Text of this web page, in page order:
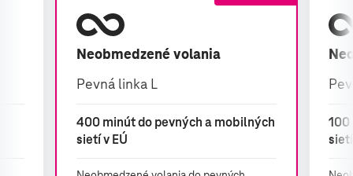
Neobmedzené volania
Pevná linka L
400 minút do pevných a mobilných
sietí v EÚ
100
sietí